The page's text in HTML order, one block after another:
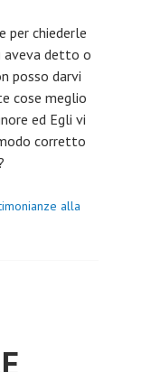
per chiederle
aveva detto o
posso darvi
cose meglio
ed Egli vi
corretto
alla